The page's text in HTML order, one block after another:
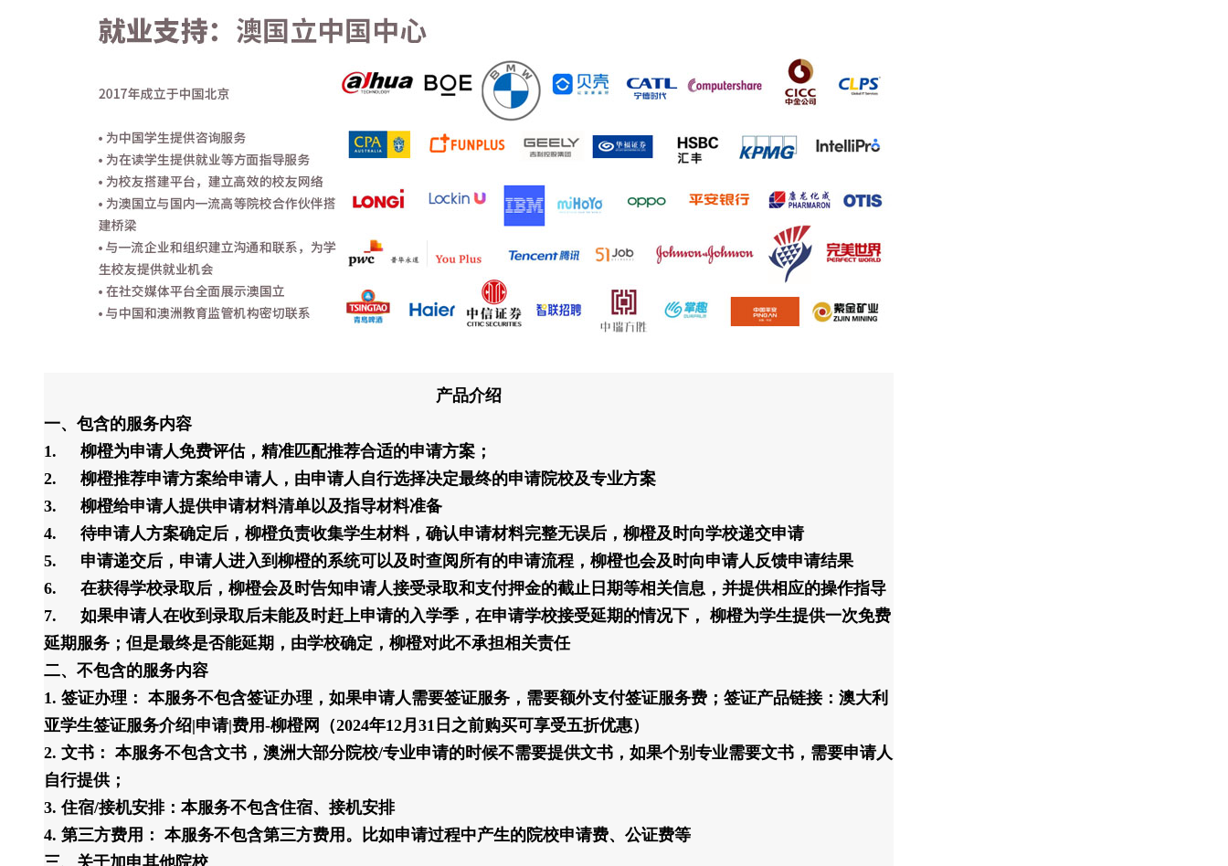
产品介绍
一、包含的服务内容
1.
柳橙为申请人免费评估，精准匹配推荐合适的申请方案；
2.
柳橙推荐申请方案给申请人，由申请人自行选择决定最终的申请院校及专业方案
3.
柳橙给申请人提供申请材料清单以及指导材料准备
4.
待申请人方案确定后，柳橙负责收集学生材料，确认申请材料完整无误后，柳橙及时向学校递交申请
5.
申请递交后，申请人进入到柳橙的系统可以及时查阅所有的申请流程，柳橙也会及时向申请人反馈申请结果
6.
在获得学校录取后，柳橙会及时告知申请人接受录取和支付押金的截止日期等相关信息，并提供相应的操作指导
7.
如果申请人在收到录取后未能及时赶上申请的入学季，在申请学校接受延期的情况下， 柳橙为学生提供一次免费
延期服务；但是最终是否能延期，由学校确定，柳橙对此不承担相关责任
二、不包含的服务内容
1. 签证办理： 本服务不包含签证办理，如果申请人需要签证服务，需要额外支付签证服务费；签证产品链接：澳大利
亚学生签证服务介绍|申请|费用-柳橙网（2024年12月31日之前购买可享受五折优惠）
2. 文书： 本服务不包含文书，澳洲大部分院校/专业申请的时候不需要提供文书，如果个别专业需要文书，需要申请人
自行提供；
3. 住宿/接机安排：本服务不包含住宿、接机安排
4. 第三方费用： 本服务不包含第三方费用。比如申请过程中产生的院校申请费、公证费等
三、关于加申其他院校